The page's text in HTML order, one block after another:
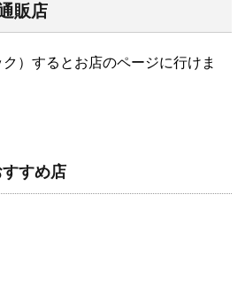
販店
）するとお店のページに行けま
すめ店